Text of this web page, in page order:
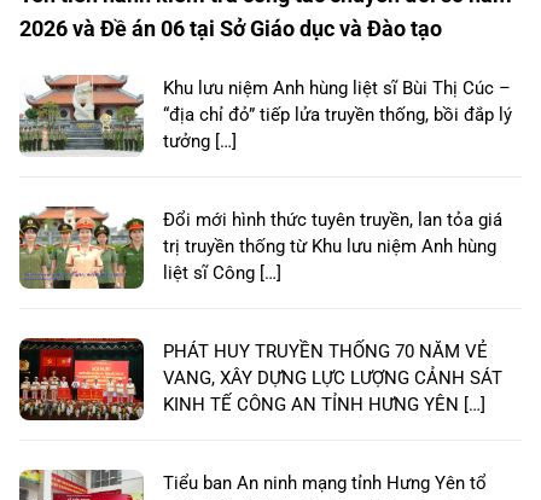
2026 và Đề án 06 tại Sở Giáo dục và Đào tạo
Khu lưu niệm Anh hùng liệt sĩ Bùi Thị Cúc –
“địa chỉ đỏ” tiếp lửa truyền thống, bồi đắp lý
tưởng […]
Đổi mới hình thức tuyên truyền, lan tỏa giá
trị truyền thống từ Khu lưu niệm Anh hùng
liệt sĩ Công […]
PHÁT HUY TRUYỀN THỐNG 70 NĂM VẺ
VANG, XÂY DỰNG LỰC LƯỢNG CẢNH SÁT
KINH TẾ CÔNG AN TỈNH HƯNG YÊN […]
Tiểu ban An ninh mạng tỉnh Hưng Yên tổ